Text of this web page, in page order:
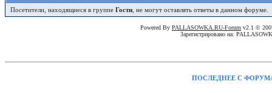
Посетители, находящиеся в группе Гости , не могут оставлять ответы в данном форуме.
Powered By PALLASOWKA.RU-Forum v2.1 ©
Зарегистрировано на:
ПОСЛЕДНЕЕ С